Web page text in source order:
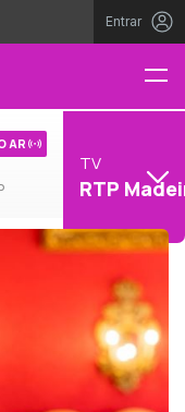
Entrar
AR
TV
RTP